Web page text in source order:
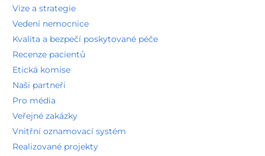
SONO dětských kyčlí
Ortopedie a traumatologie
Detail pracoviště
Ortopedie a traumatologie
2. patro
Standardní lůžkové oddělení Ortopedie a traumatologie
Ortopedie a traumatologie
Detail pracoviště
3. patro
Standardní lůžkové oddělení A - aseptická část
Detail pracoviště
Vize a strategie
Vedení nemocnice
Kvalita a bezpečí poskytované péče
Recenze pacientů
Etická komise
Naši partneři
Pro média
Veřejné zakázky
Vnitřní oznamovací systém
Realizované projekty